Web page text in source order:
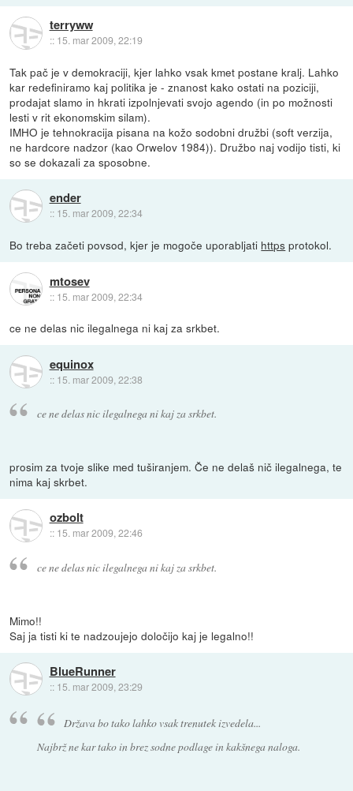
terryww
:: 15. mar 2009, 22:19
Tak pač je v demokraciji, kjer lahko vsak kmet postane kralj. Lahko
kar redefiniramo kaj politika je - znanost kako ostati na poziciji,
prodajat slamo in hkrati izpolnjevati svojo agendo (in po možnosti
lesti v rit ekonomskim silam).
IMHO je tehnokracija pisana na kožo sodobni družbi (soft verzija,
ne hardcore nadzor (kao Orwelov 1984)). Družbo naj vodijo tisti, ki
so se dokazali za sposobne.
ender
:: 15. mar 2009, 22:34
Bo treba začeti povsod, kjer je mogoče uporabljati https protokol.
mtosev
:: 15. mar 2009, 22:34
ce ne delas nic ilegalnega ni kaj za srkbet.
equinox
:: 15. mar 2009, 22:38
ce ne delas nic ilegalnega ni kaj za srkbet.
prosim za tvoje slike med tuširanjem. Če ne delaš nič ilegalnega, te
nima kaj skrbet.
ozbolt
:: 15. mar 2009, 22:46
ce ne delas nic ilegalnega ni kaj za srkbet.
Mimo!!
Saj ja tisti ki te nadzoujejo določijo kaj je legalno!!
BlueRunner
:: 15. mar 2009, 23:29
Država bo tako lahko vsak trenutek izvedela...
Najbrž ne kar tako in brez sodne podlage in kakšnega naloga.